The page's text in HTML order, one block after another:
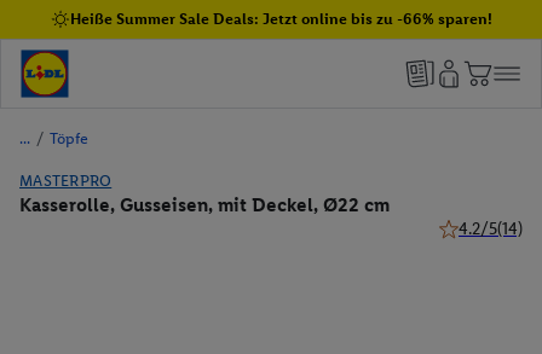
Heiße Summer Sale Deals: Jetzt online bis zu -66% sparen!
/ Töpfe
MASTERPRO
Kasserolle, Gusseisen, mit Deckel, Ø22 cm
4.2/5(14)